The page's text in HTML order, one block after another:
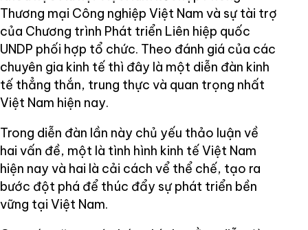
Thương mại Công nghiệp Việt Nam và sự tài trợ
của Chương trình Phát triển Liên hiệp quốc
UNDP phối hợp tổ chức. Theo đánh giá của các
chuyên gia kinh tế thì đây là một diễn đàn kinh
tế thẳng thắn, trung thực và quan trọng nhất
Việt Nam hiện nay.
Trong diễn đàn lần này chủ yếu thảo luận về
hai vấn đề, một là tình hình kinh tế Việt Nam
hiện nay và hai là cải cách vể thể chế, tạo ra
bước đột phá để thúc đẩy sự phát triển bền
vững tại Việt Nam.